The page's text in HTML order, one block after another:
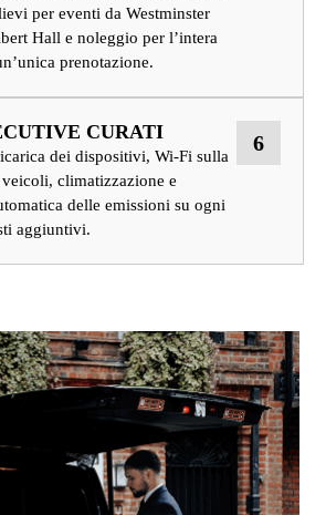
per eventi da Westminster
Hall e noleggio per l’intera
prenotazione.
CURATI
dei dispositivi, Wi-Fi sulla
climatizzazione e
delle emissioni su ogni
aggiuntivi.
6